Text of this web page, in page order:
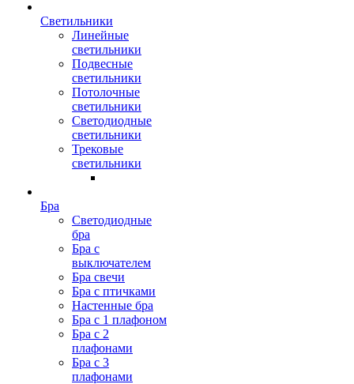
Светильники
Линейные
светильники
Подвесные
светильники
Потолочные
светильники
Светодиодные
светильники
Трековые
светильники
Бра
Светодиодные
бра
Бра с
выключателем
Бра свечи
Бра с птичками
Настенные бра
Бра с 1 плафоном
Бра с 2
плафонами
Бра с 3
плафонами